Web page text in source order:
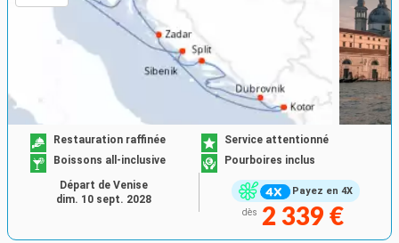
Payez en 4X
Restauration raffinée
Service attentionné
Boissons all-inclusive
Pourboires inclus
dès 2 339 €
Départ de Venise
dim. 10 sept. 2028